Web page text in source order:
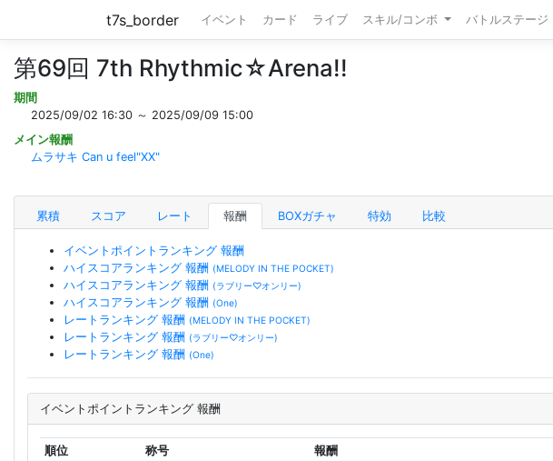
t7s_border イベント カード ライブ スキル/コンボ バトルステージ
第69回 7th Rhythmic☆Arena!!
期間
2025/09/02 16:30 ～ 2025/09/09 15:00
メイン報酬
ムラサキ Can u feel"XX"
累積 スコア レート 報酬 BOXガチャ 特効 比較
イベントポイントランキング 報酬
ハイスコアランキング 報酬 (MELODY IN THE POCKET)
ハイスコアランキング 報酬 (ラブリー♡オンリー)
ハイスコアランキング 報酬 (One)
レートランキング 報酬 (MELODY IN THE POCKET)
レートランキング 報酬 (ラブリー♡オンリー)
レートランキング 報酬 (One)
イベントポイントランキング 報酬
順位 称号
報酬